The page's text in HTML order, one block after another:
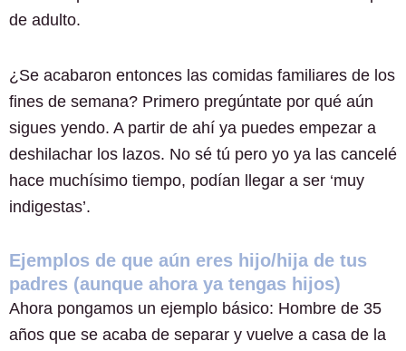
de adulto.
¿Se acabaron entonces las comidas familiares de los
fines de semana? Primero pregúntate por qué aún
sigues yendo. A partir de ahí ya puedes empezar a
deshilachar los lazos. No sé tú pero yo ya las cancelé
hace muchísimo tiempo, podían llegar a ser ‘muy
indigestas’.
Ejemplos de que aún eres hijo/hija de tus
padres (aunque ahora ya tengas hijos)
Ahora pongamos un ejemplo básico: Hombre de 35
años que se acaba de separar y vuelve a casa de la